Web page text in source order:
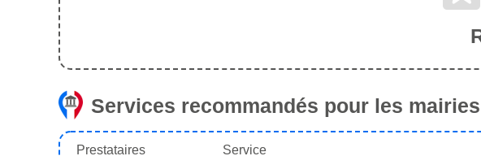
Services recommandés pour les mairies
Prestataires Service